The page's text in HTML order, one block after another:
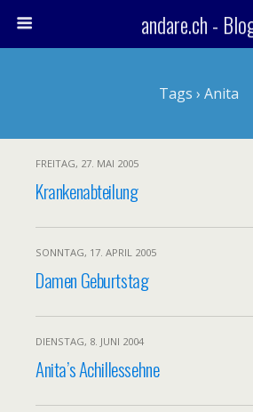
andare.ch -
Tags › Anita
FREITAG, 27. MAI 2005
Krankenabteilung
SONNTAG, 17. APRIL 2005
Damen Geburtstag
DIENSTAG, 8. JUNI 2004
Anita’s Achillessehne